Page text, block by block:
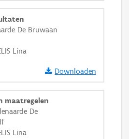
in grijswaarden
De Bruwaan
Lina
Downloaden
maatregelen
De
Lina